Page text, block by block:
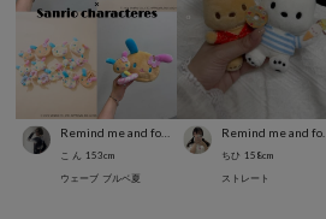
こ ん 153cm
ウェーブ ブルベ夏
ちひ 158cm
ストレート